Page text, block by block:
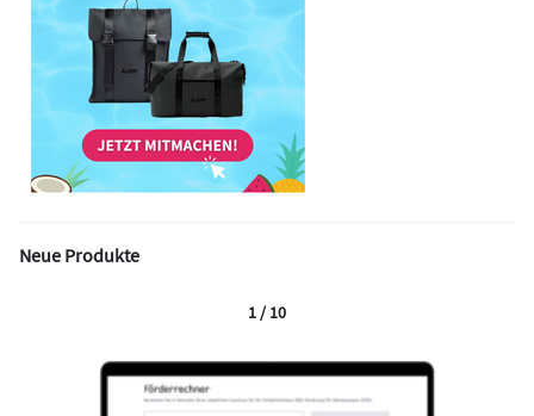
Neue Produkte
1 / 10